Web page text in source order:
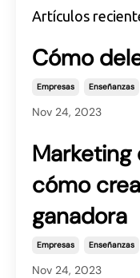
Artículos
Cómo
Empresas Enseñanzas
Nov 24, 2023
Marketing
cómo
ganadora
Empresas Enseñanzas
Nov 24, 2023